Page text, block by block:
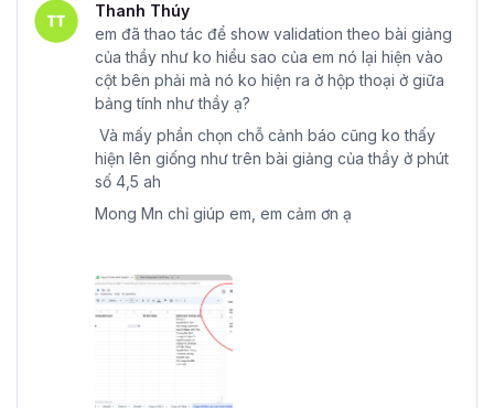
Thanh Thúy
em đã thao tác để show validation theo bài giảng
của thầy như ko hiểu sao của em nó lại hiện vào
cột bên phải mà nó ko hiện ra ở hộp thoại ở giữa
bảng tính như thầy ạ?
Và mấy phần chọn chỗ cảnh báo cũng ko thấy
hiện lên giống như trên bài giảng của thầy ở phút
số 4,5 ah
Mong Mn chỉ giúp em, em cảm ơn ạ